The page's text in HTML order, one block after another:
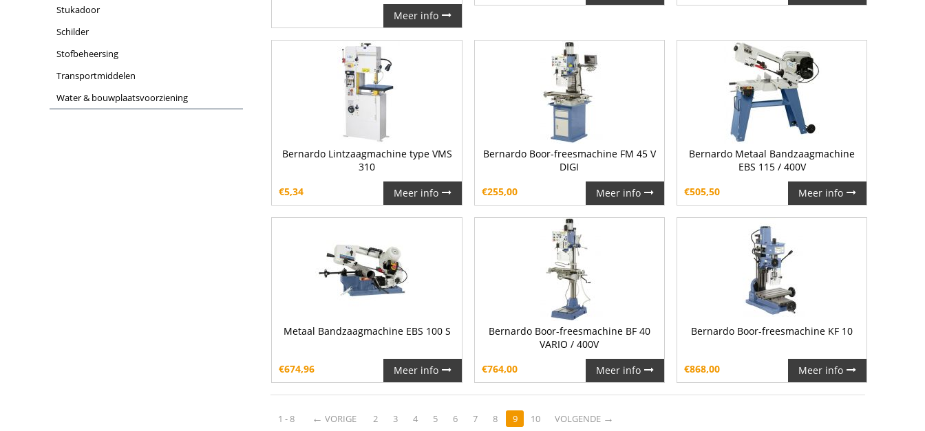
stukadoor
schilder
stofbeheersing
transportmiddelen
water & bouwplaatsvoorziening
Meer info
Bernardo Lintzaagmachine type VMS
310
€5,34 Meer info
Bernardo Boor-freesmachine FM 45 V
DIGI
€255,00 Meer info
Bernardo Metaal Bandzaagmachine
EBS 115 / 400V
€505,50 Meer info
Metaal Bandzaagmachine EBS 100 S
€674,96 Meer info
Bernardo Boor-freesmachine BF 40
VARIO / 400V
€764,00 Meer info
Bernardo Boor-freesmachine KF 10
€868,00 Meer info
1 - 8 ← VORIGE 2 3 4 5 6 7 8 9 10 VOLGENDE →